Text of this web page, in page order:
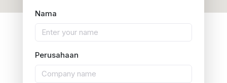
Nama
Perusahaan